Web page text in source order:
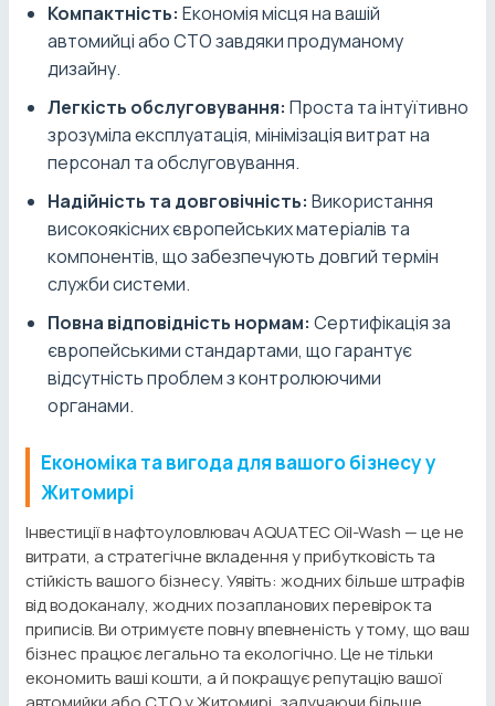
Компактність: Економія місця на вашій
автомийці або СТО завдяки продуманому
дизайну.
Легкість обслуговування: Проста та інтуїтивно
зрозуміла експлуатація, мінімізація витрат на
персонал та обслуговування.
Надійність та довговічність: Використання
високоякісних європейських матеріалів та
компонентів, що забезпечують довгий термін
служби системи.
Повна відповідність нормам: Сертифікація за
європейськими стандартами, що гарантує
відсутність проблем з контролюючими
органами.
Економіка та вигода для вашого бізнесу у
Житомирі
Інвестиції в нафтоуловлювач AQUATEC Oil-Wash — це не
витрати, а стратегічне вкладення у прибутковість та
стійкість вашого бізнесу. Уявіть: жодних більше штрафів
від водоканалу, жодних позапланових перевірок та
приписів. Ви отримуєте повну впевненість у тому, що ваш
бізнес працює легально та екологічно. Це не тільки
економить ваші кошти, а й покращує репутацію вашої